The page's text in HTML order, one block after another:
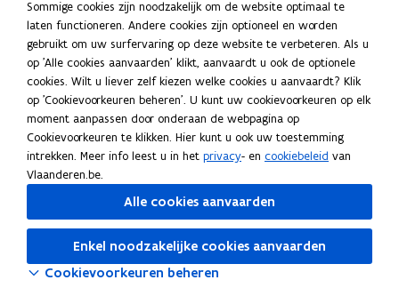
vaste plaats te geven in hun (les)praktijk.
Klik hierboven op‘Overzicht’en ontdek wat het
platform jou te bieden heeft.
Veel leerplezier!
Deel deze pagina
n
o
p
Sommige cookies zijn noodzakelijk om de website optimaal te
laten functioneren. Andere cookies zijn optioneel en worden
gebruikt om uw surfervaring op deze website te verbeteren. Als u
op 'Alle cookies aanvaarden' klikt, aanvaardt u ook de optionele
cookies. Wilt u liever zelf kiezen welke cookies u aanvaardt? Klik
op 'Cookievoorkeuren beheren'. U kunt uw cookievoorkeuren op elk
moment aanpassen door onderaan de webpagina op
Cookievoorkeuren te klikken. Hier kunt u ook uw toestemming
intrekken. Meer info leest u in het privacy- en cookiebeleid van
Vlaanderen.be.
Alle cookies aanvaarden
Enkel noodzakelijke cookies aanvaarden
Cookievoorkeuren beheren